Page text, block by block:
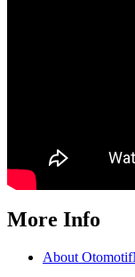
More Info
About